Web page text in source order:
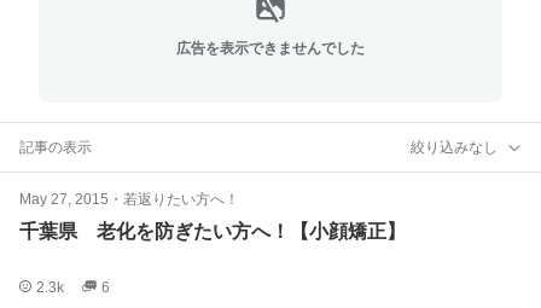
広告を表示できませんでした
記事の表示 絞り込みなし
May 27, 2015 ・ 若返りたい方へ！
千葉県 老化を防ぎたい方へ！【小顔矯正】
2.3k 6